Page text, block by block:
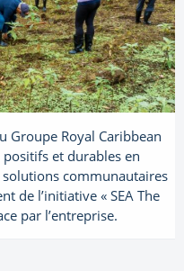
Groupe Royal Caribbean
et durables en
communautaires
de l’initiative « SEA The
par l’entreprise.